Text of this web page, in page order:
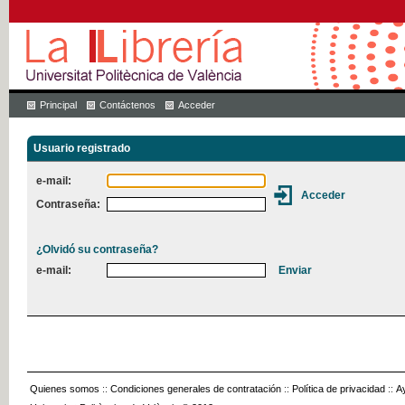
Principal Contáctenos Acceder
Usuario registrado
e-mail:
Contraseña:
¿Olvidó su contraseña?
e-mail:
Quienes somos :: Condiciones generales de contratación :: Política de privacidad ::